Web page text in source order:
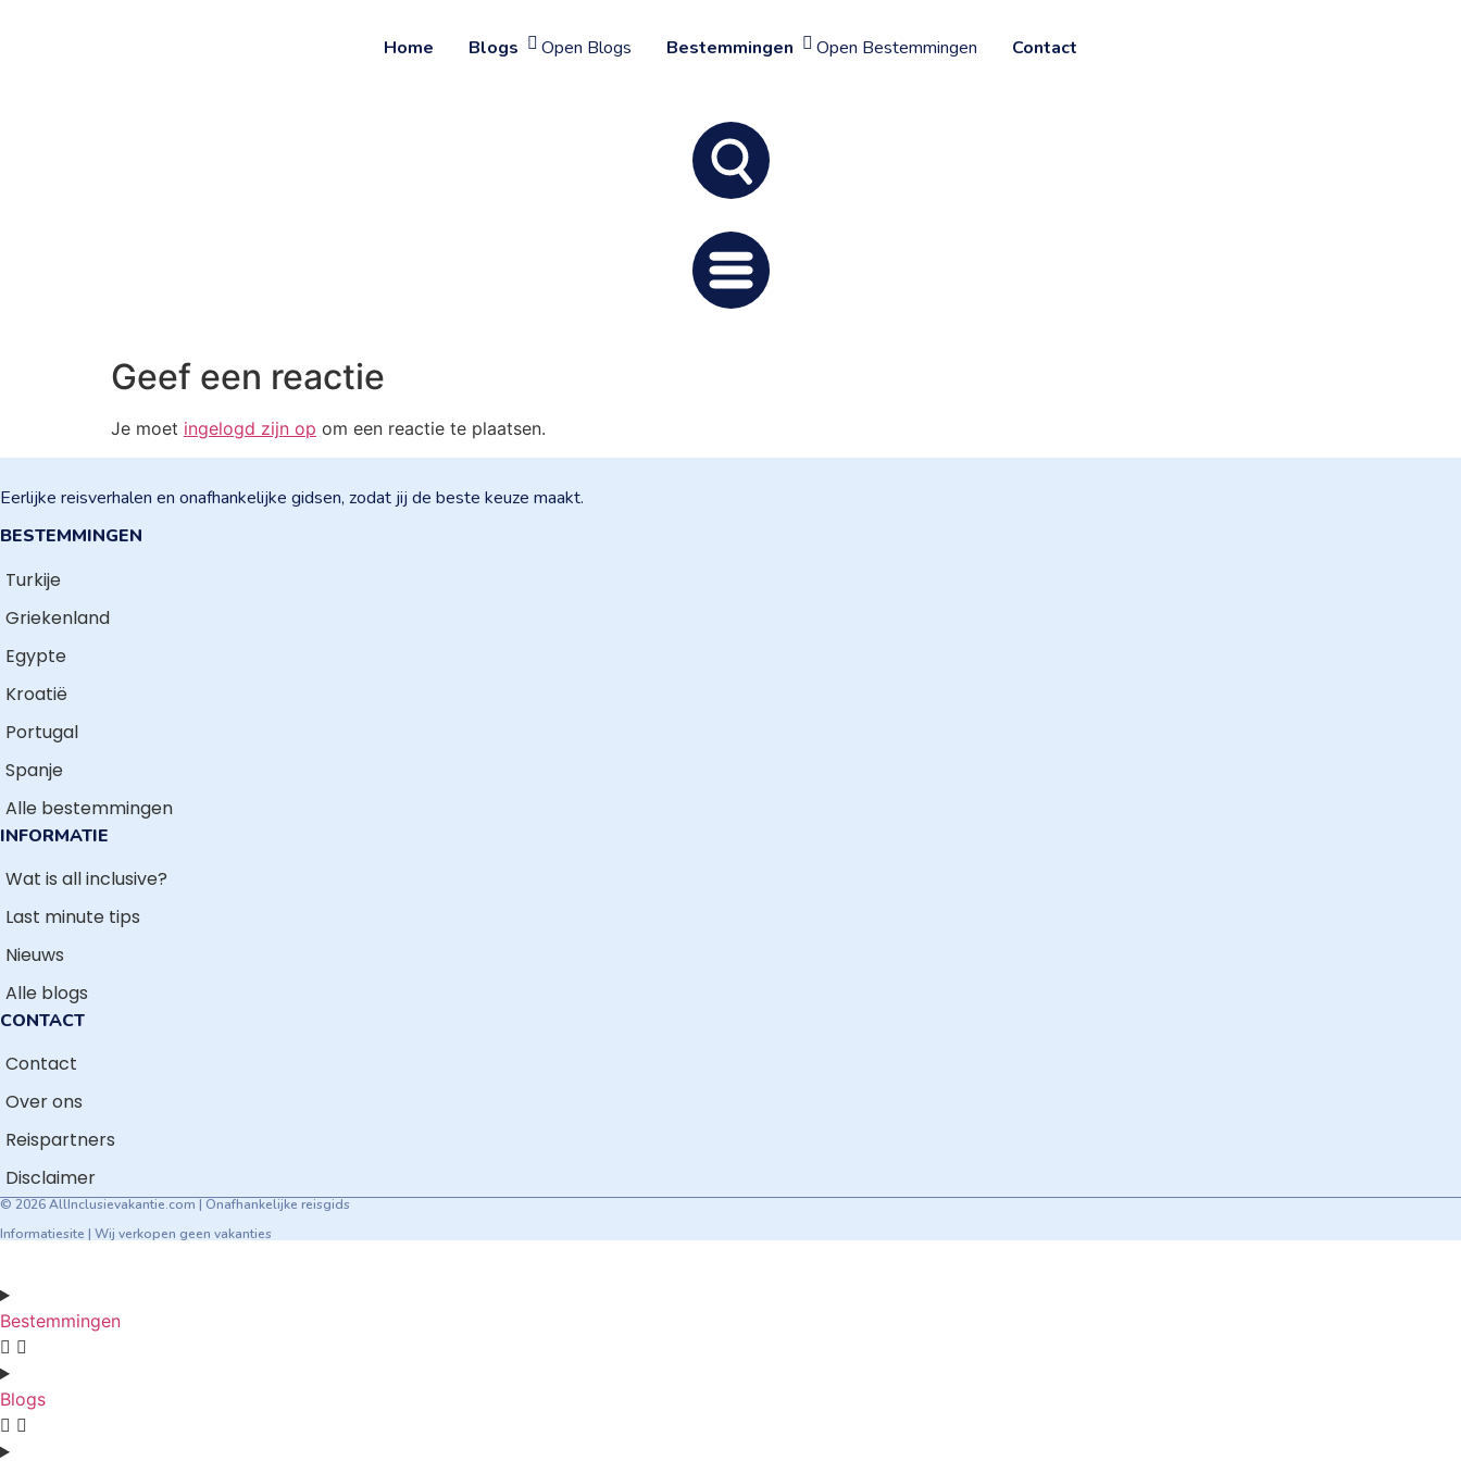
Home Blogs Open Blogs Bestemmingen Open Bestemmingen Contact
Geef een reactie
Je moet ingelogd zijn op om een reactie te plaatsen.
Eerlijke reisverhalen en onafhankelijke gidsen, zodat jij de beste keuze maakt.
BESTEMMINGEN
Turkije
Griekenland
Egypte
Kroatië
Portugal
Spanje
Alle bestemmingen
INFORMATIE
Wat is all inclusive?
Last minute tips
Nieuws
Alle blogs
CONTACT
Contact
Over ons
Reispartners
Disclaimer
© 2026 AllInclusievakantie.com | Onafhankelijke reisgids
Informatiesite | Wij verkopen geen vakanties
Bestemmingen
Blogs